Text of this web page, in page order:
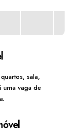
sala,
uma vaga de